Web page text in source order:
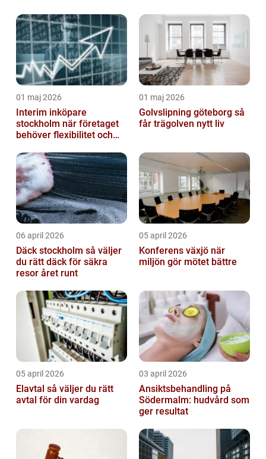
01 maj 2026
Interim inköpare
stockholm när företaget
behöver flexibilitet och
01 maj 2026
Golvslipning göteborg så
får trägolven nytt liv
06 april 2026
Däck stockholm så väljer
du rätt däck för säkra
resor året runt
05 april 2026
Konferens växjö när
miljön gör mötet bättre
05 april 2026
Elavtal så väljer du rätt
avtal för din vardag
03 april 2026
Ansiktsbehandling på
Södermalm: hudvård som
ger resultat